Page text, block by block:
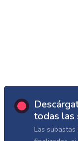
todas las
Las